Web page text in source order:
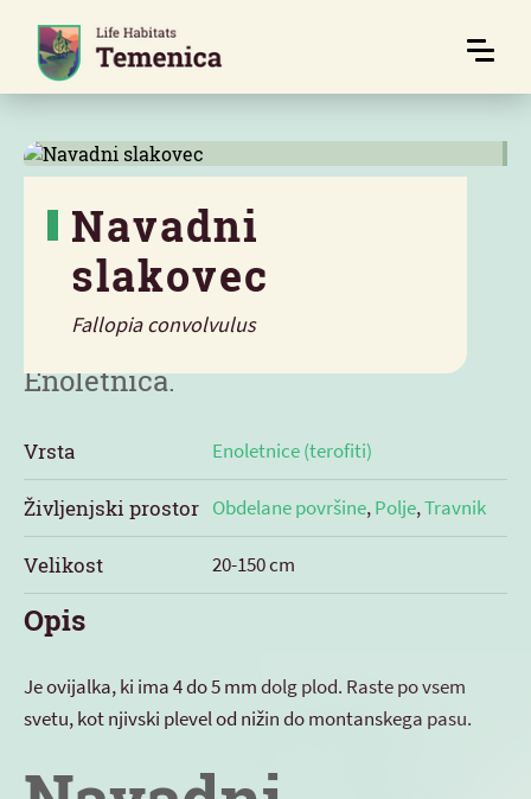
Navadni
slakovec
Fallopia convolvulus
Značilnosti
Enoletnica.
Vrsta Enoletnice (terofiti)
Življenjski prostor Obdelane površine,Polje,Travnik
Velikost 20-150 cm
Opis
Je ovijalka, ki ima 4 do 5 mm dolg plod. Raste po vsem
svetu, kot njivski plevel od nižin do montanskega pasu.